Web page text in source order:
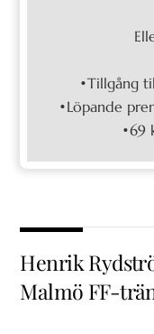
•Tillgång
•Löpande
•69
Henrik
Malmö FF-